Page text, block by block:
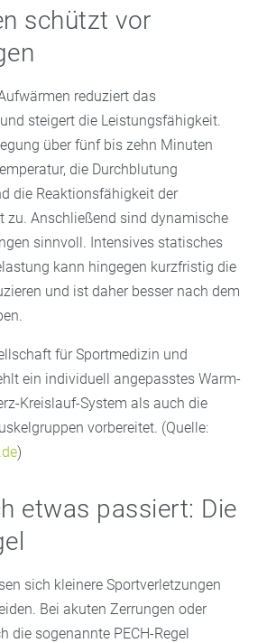
schützt vor
reduziert das
steigert die Leistungsfähigkeit.
über fünf bis zehn Minuten
die Durchblutung
die Reaktionsfähigkeit der
zu. Anschließend sind dynamische
sinnvoll. Intensives statisches
kann hingegen kurzfristig die
und ist daher besser nach dem
für Sportmedizin und
ein individuell angepasstes Warm-
Kreislauf-System als auch die
vorbereitet. (Quelle:
)
etwas passiert: Die
sich kleinere Sportverletzungen
Bei akuten Zerrungen oder
die sogenannte PECH-Regel